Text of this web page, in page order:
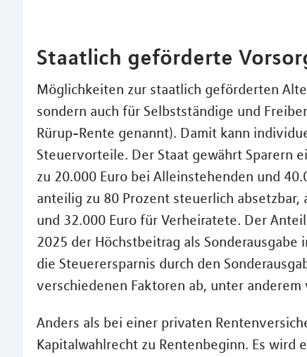
Staatlich geförderte
Möglichkeiten zur staatlich geförderten
sondern auch für Selbstständige und
Rürup-Rente genannt). Damit kann
Steuervorteile. Der Staat gewährt Sparern
zu 20.000 Euro bei Alleinstehenden und
anteilig zu 80 Prozent steuerlich
und 32.000 Euro für Verheiratete. Der
2025 der Höchstbeitrag als
die Steuerersparnis durch den
verschiedenen Faktoren ab, unter
Anders als bei einer privaten
Kapitalwahlrecht zu Rentenbeginn. Es wird